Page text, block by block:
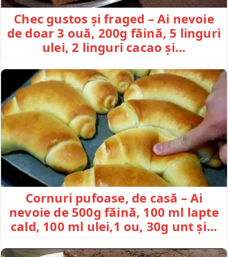
Chec gustos și fraged – Ai nevoie
de doar 3 ouă, 200g făină, 5 linguri
ulei, 2 linguri cacao și…
Cornuri pufoase, de casă – Ai
nevoie de 500g făină, 100 ml lapte
cald, 100 ml ulei,1 ou, 30g unt și…